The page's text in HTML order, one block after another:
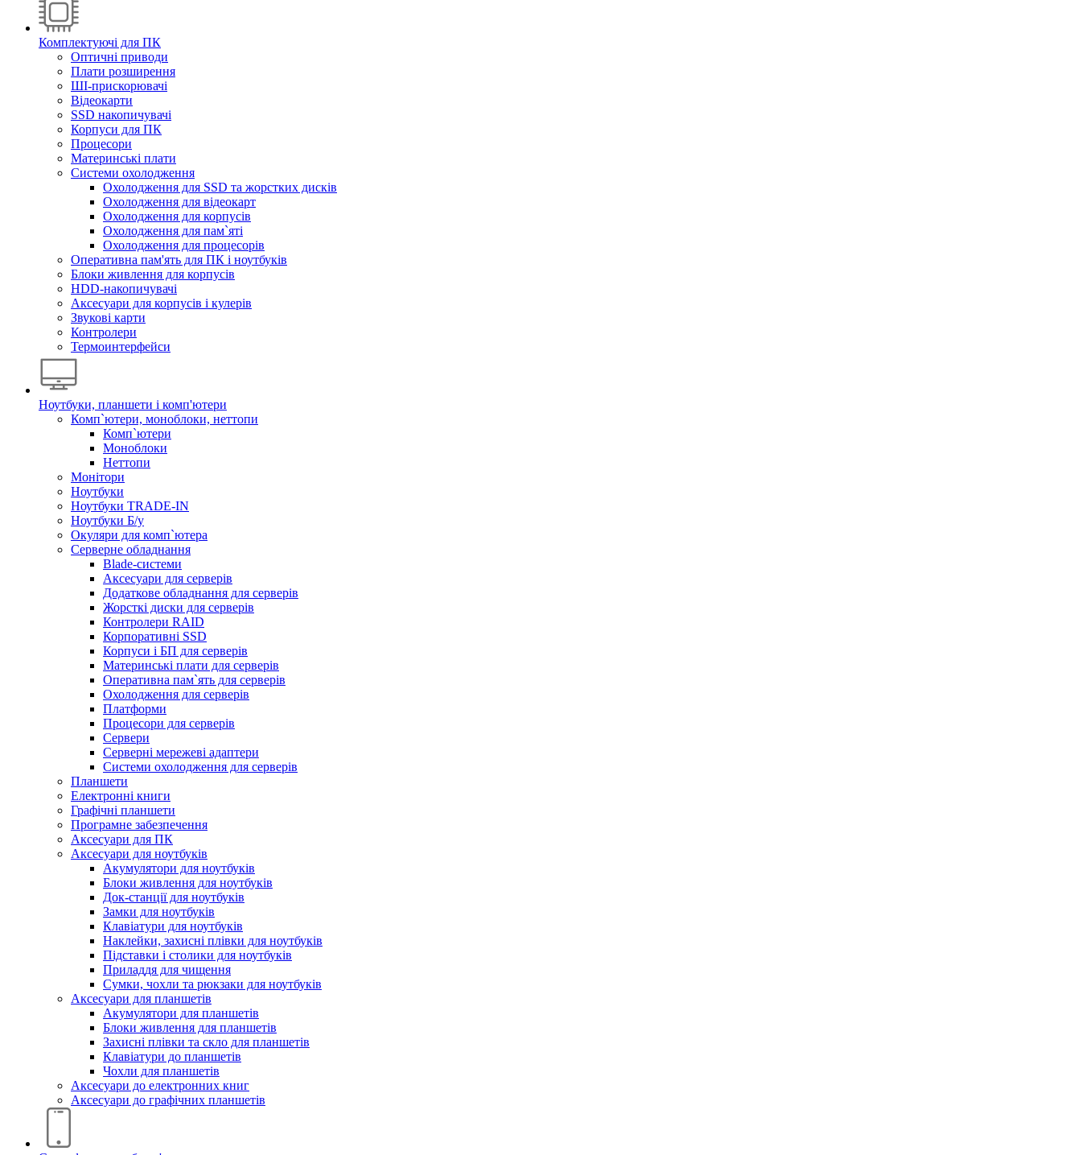
Комплектуючі для ПК
Оптичні приводи
Плати розширення
ШІ-прискорювачі
Відеокарти
SSD накопичувачі
Корпуси для ПК
Процесори
Материнські плати
Системи охолодження
Охолодження для SSD та жорстких дисків
Охолодження для відеокарт
Охолодження для корпусів
Охолодження для пам`яті
Охолодження для процесорів
Оперативна пам'ять для ПК і ноутбуків
Блоки живлення для корпусів
HDD-накопичувачі
Аксесуари для корпусів і кулерів
Звукові карти
Контролери
Термоинтерфейси
Ноутбуки, планшети і комп'ютери
Комп`ютери, моноблоки, неттопи
Комп`ютери
Моноблоки
Неттопи
Монітори
Ноутбуки
Ноутбуки TRADE-IN
Ноутбуки Б/у
Окуляри для комп`ютера
Серверне обладнання
Blade-системи
Аксесуари для серверів
Додаткове обладнання для серверів
Жорсткі диски для серверів
Контролери RAID
Корпоративні SSD
Корпуси і БП для серверів
Материнські плати для серверів
Оперативна пам`ять для серверів
Охолодження для серверів
Платформи
Процесори для серверів
Сервери
Серверні мережеві адаптери
Системи охолодження для серверів
Планшети
Електронні книги
Графічні планшети
Програмне забезпечення
Аксесуари для ПК
Аксесуари для ноутбуків
Акумулятори для ноутбуків
Блоки живлення для ноутбуків
Док-станції для ноутбуків
Замки для ноутбуків
Клавіатури для ноутбуків
Наклейки, захисні плівки для ноутбуків
Підставки і столики для ноутбуків
Приладдя для чищення
Сумки, чохли та рюкзаки для ноутбуків
Аксесуари для планшетів
Акумулятори для планшетів
Блоки живлення для планшетів
Захисні плівки та скло для планшетів
Клавіатури до планшетів
Чохли для планшетів
Аксесуари до електронних книг
Аксесуари дo графічних планшетів